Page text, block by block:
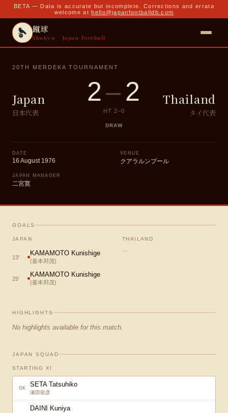
BETA — Data is accurate but incomplete. Corrections and errata
welcome at hello@japanfootballdb.com
蹴球
Shukyu · Japan Football
20TH MERDEKA TOURNAMENT
Japan
日本代表
2–2
HT 2–0
DRAW
Thailand
タイ代表
DATE
16 August 1976
VENUE
クアラルンプール
JAPAN MANAGER
二宮寛
GOALS
JAPAN
13'
KAMAMOTO Kunishige
(釜本邦茂)
25'
KAMAMOTO Kunishige
(釜本邦茂)
THAILAND
—
HIGHLIGHTS
No highlights available for this match.
JAPAN SQUAD
STARTING XI
GK SETA Tatsuhiko
瀬田龍彦
DAINI Kuniya